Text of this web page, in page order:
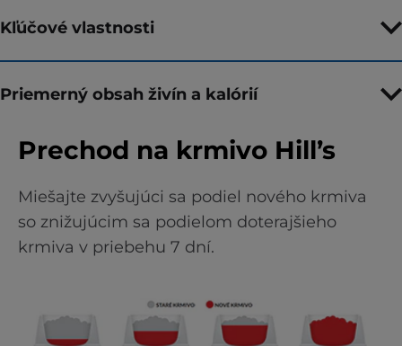
Kľúčové vlastnosti
Priemerný obsah živín a kalórií
Prechod na krmivo Hill’s
Miešajte zvyšujúci sa podiel nového krmiva
so znižujúcim sa podielom doterajšieho
krmiva v priebehu 7 dní.